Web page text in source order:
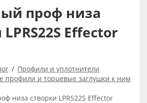
проф низа
Effector
Профили и уплотнители
профили и торцевые заглушки к ним
низа створки LPRS22S Effector